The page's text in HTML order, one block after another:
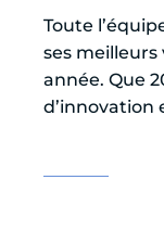
Toute
ses
année. Que
d’innovation